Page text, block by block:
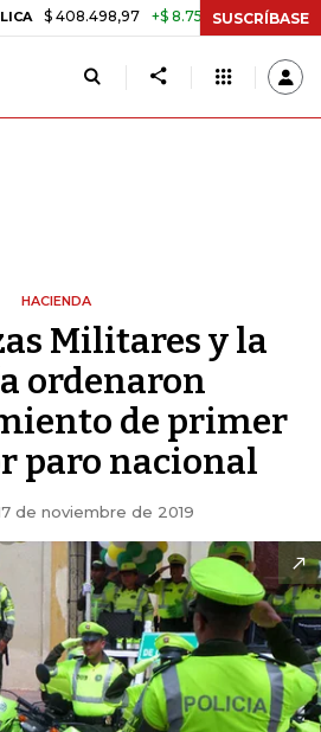
+$ 8.753,81 +2,19% TASA
SUSCRÍBASE
HACIENDA
Militares y la
ordenaron
de primer
paro nacional
de noviembre de 2019